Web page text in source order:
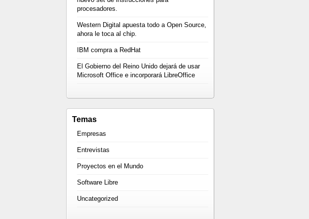
procesadores.
Western Digital apuesta todo a Open Source,
ahora le toca al chip.
IBM compra a RedHat
El Gobierno del Reino Unido dejará de usar
Microsoft Office e incorporará LibreOffice
Temas
Empresas
Entrevistas
Proyectos en el Mundo
Software Libre
Uncategorized